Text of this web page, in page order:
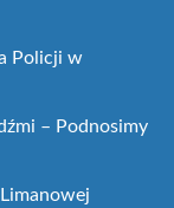
Policji w
– Podnosimy